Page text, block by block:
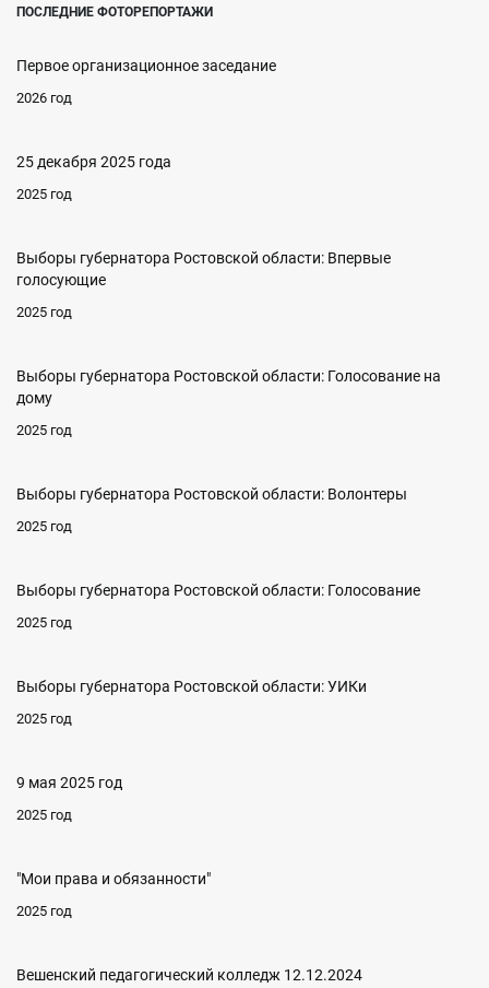
ПОСЛЕДНИЕ ФОТОРЕПОРТАЖИ
Первое организационное заседание
2026 год
25 декабря 2025 года
2025 год
Выборы губернатора Ростовской области: Впервые
голосующие
2025 год
Выборы губернатора Ростовской области: Голосование на
дому
2025 год
Выборы губернатора Ростовской области: Волонтеры
2025 год
Выборы губернатора Ростовской области: Голосование
2025 год
Выборы губернатора Ростовской области: УИКи
2025 год
9 мая 2025 год
2025 год
"Мои права и обязанности"
2025 год
Вешенский педагогический колледж 12.12.2024